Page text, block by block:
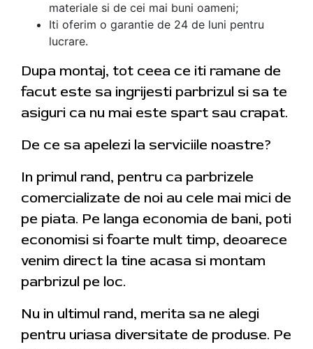
materiale si de cei mai buni oameni;
Iti oferim o garantie de 24 de luni pentru
lucrare.
Dupa montaj, tot ceea ce iti ramane de
facut este sa ingrijesti parbrizul si sa te
asiguri ca nu mai este spart sau crapat.
De ce sa apelezi la serviciile noastre?
In primul rand, pentru ca parbrizele
comercializate de noi au cele mai mici de
pe piata. Pe langa economia de bani, poti
economisi si foarte mult timp, deoarece
venim direct la tine acasa si montam
parbrizul pe loc.
Nu in ultimul rand, merita sa ne alegi
pentru uriasa diversitate de produse. Pe